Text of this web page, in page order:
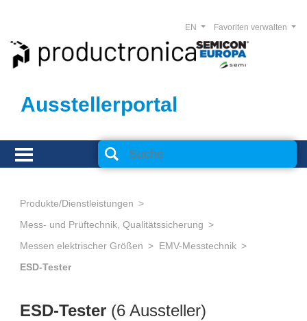
Ausstellerportal
Favoriten verwalten
EN
Produkte/Dienstleistungen
Mess- und Prüftechnik, Qualitätssicherung
Messen elektrischer Größen
EMV-Messtechnik
ESD-Tester
ESD-Tester (6 Aussteller)